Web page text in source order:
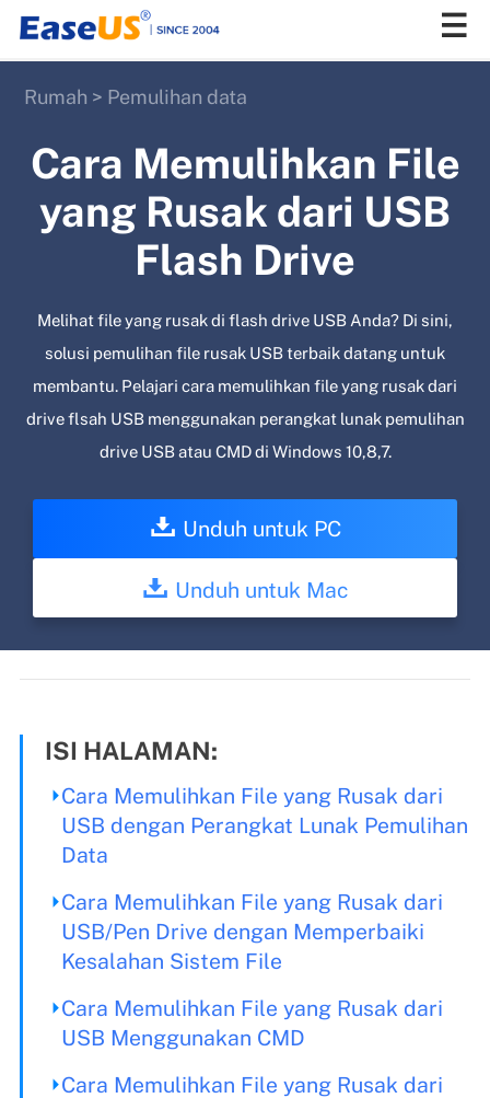
Rumah > Pemulihan data
Cara Memulihkan File
yang Rusak dari USB
Flash Drive
Melihat file yang rusak di flash drive USB Anda? Di sini,
solusi pemulihan file rusak USB terbaik datang untuk
membantu. Pelajari cara memulihkan file yang rusak dari
drive flsah USB menggunakan perangkat lunak pemulihan
drive USB atau CMD di Windows 10,8,7.
Unduh untuk PC
Unduh untuk Mac
ISI HALAMAN:
Cara Memulihkan File yang Rusak dari
USB dengan Perangkat Lunak Pemulihan
Data
Cara Memulihkan File yang Rusak dari
USB/Pen Drive dengan Memperbaiki
Kesalahan Sistem File
Cara Memulihkan File yang Rusak dari
USB Menggunakan CMD
Cara Memulihkan File yang Rusak dari